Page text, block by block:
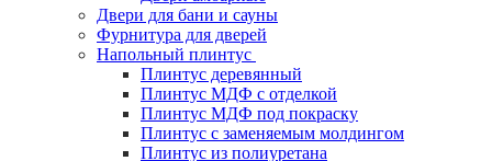
Двери для бани и сауны
Фурнитура для дверей
Напольный плинтус
Плинтус деревянный
Плинтус МДФ с отделкой
Плинтус МДФ под покраску
Плинтус с заменяемым молдингом
Плинтус из полиуретана